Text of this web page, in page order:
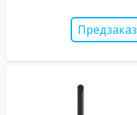
Предзаказ